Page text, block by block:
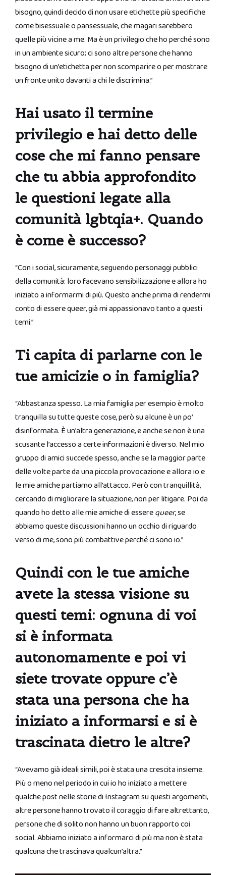
bisogno, quindi decido di non usare etichette più specifiche
come bisessuale o pansessuale, che magari sarebbero
quelle più vicine a me. Ma è un privilegio che ho perché sono
in un ambiente sicuro; ci sono altre persone che hanno
bisogno di un’etichetta per non scomparire o per mostrare
un fronte unito davanti a chi le discrimina.”
Hai usato il termine
privilegio e hai detto delle
cose che mi fanno pensare
che tu abbia approfondito
le questioni legate alla
comunità lgbtqia+. Quando
è come è successo?
“Con i social, sicuramente, seguendo personaggi pubblici
della comunità: loro facevano sensibilizzazione e allora ho
iniziato a informarmi di più. Questo anche prima di rendermi
conto di essere queer, già mi appassionavo tanto a questi
temi.”
Ti capita di parlarne con le
tue amicizie o in famiglia?
“Abbastanza spesso. La mia famiglia per esempio è molto
tranquilla su tutte queste cose, però su alcune è un po’
disinformata. È un’altra generazione, e anche se non è una
scusante l’accesso a certe informazioni è diverso. Nel mio
gruppo di amici succede spesso, anche se la maggior parte
delle volte parte da una piccola provocazione e allora io e
le mie amiche partiamo all’attacco. Però con tranquillità,
cercando di migliorare la situazione, non per litigare. Poi da
quando ho detto alle mie amiche di esserequeer, se
abbiamo queste discussioni hanno un occhio di riguardo
verso di me, sono più combattive perché ci sono io.”
Quindi con le tue amiche
avete la stessa visione su
questi temi: ognuna di voi
si è informata
autonomamente e poi vi
siete trovate oppure c’è
stata una persona che ha
iniziato a informarsi e si è
trascinata dietro le altre?
“Avevamo già ideali simili, poi è stata una crescita insieme.
Più o meno nel periodo in cui io ho iniziato a mettere
qualche post nelle storie di Instagram su questi argomenti,
altre persone hanno trovato il coraggio di fare altrettanto,
persone che di solito non hanno un buon rapporto coi
social. Abbiamo iniziato a informarci di più ma non è stata
qualcuna che trascinava qualcun’altra.”